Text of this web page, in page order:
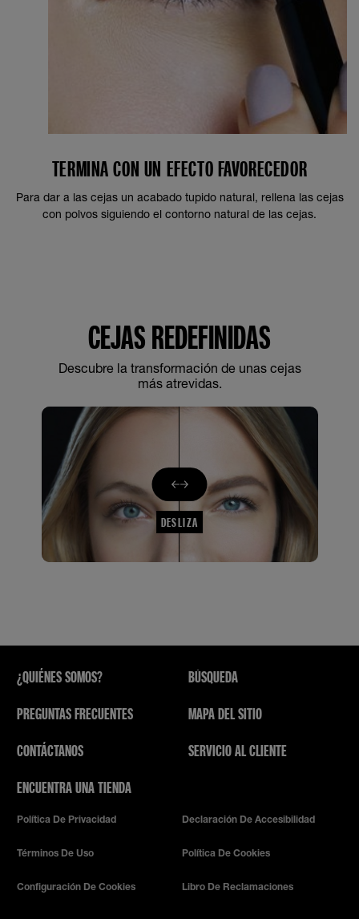
TERMINA CON UN EFECTO FAVORECEDOR
Para dar a las cejas un acabado tupido natural, rellena las cejas
con polvos siguiendo el contorno natural de las cejas.
CEJAS REDEFINIDAS
Descubre la transformación de unas cejas
más atrevidas.
DESLIZA
¿QUIÉNES SOMOS?
PREGUNTAS FRECUENTES
CONTÁCTANOS
ENCUENTRA UNA TIENDA
BÚSQUEDA
MAPA DEL SITIO
SERVICIO AL CLIENTE
Política De Privacidad Declaración De Accesibilidad
Términos De Uso Política De Cookies
Configuración De Cookies Libro De Reclamaciones